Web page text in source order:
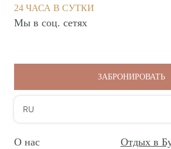
24 ЧАСА В СУТКИ
Мы в соц. сетях
ЗАБРОНИРОВАТЬ
RU
О нас Отдых в